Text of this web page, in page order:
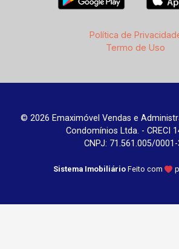
Política de
Termo de Uso
© 2026 Emaximóvel Vendas e
Condomínios Ltda. - CRECI
CNPJ: 71.561.005/0001-
Sistema Imobiliário Feito com